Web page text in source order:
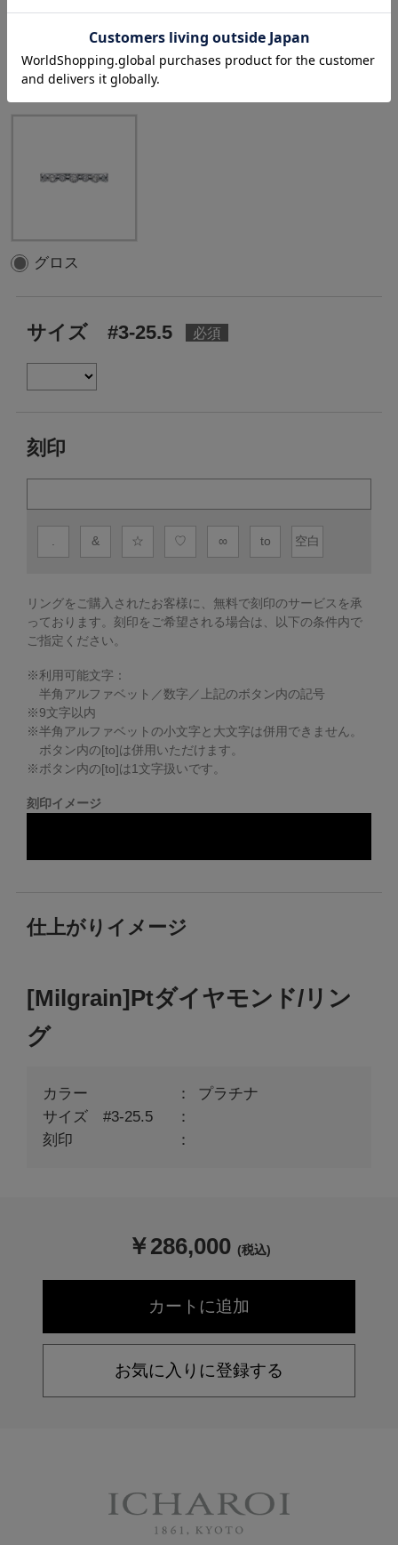
0.05ct
選択中のテクスチャ ：
グロス
サイズ #3-25.5
刻印
& ☆ ♡ ∞ to 空白
リングをご購入されたお客様に、無料で刻印のサービスを承
っております。 刻印をご希望される場合は、以下の条件内で
ご指定ください。
※利用可能文字：
半角アルファベット／数字／上記のボタン内の記号
※9文字以内
※半角アルファベットの小文字と大文字は併用できません。
ボタン内の[to]は併用いただけます。
※ボタン内の[to]は1文字扱いです。
刻印イメージ
仕上がりイメージ
[Milgrain]Ptダイヤモンド/リン
グ
カラー
プラチナ
サイズ #3-25.5
刻印
￥286,000 (税込)
お気に入りに登録する